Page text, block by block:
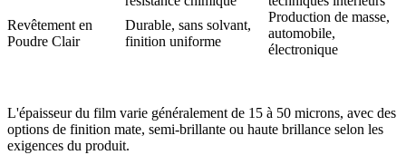
Revêtement en
Poudre Clair
Durable, sans solvant,
finition uniforme
Production de masse,
automobile,
électronique
L'épaisseur du film varie généralement de 15 à 50 microns, avec des
options de finition mate, semi-brillante ou haute brillance selon les
exigences du produit.